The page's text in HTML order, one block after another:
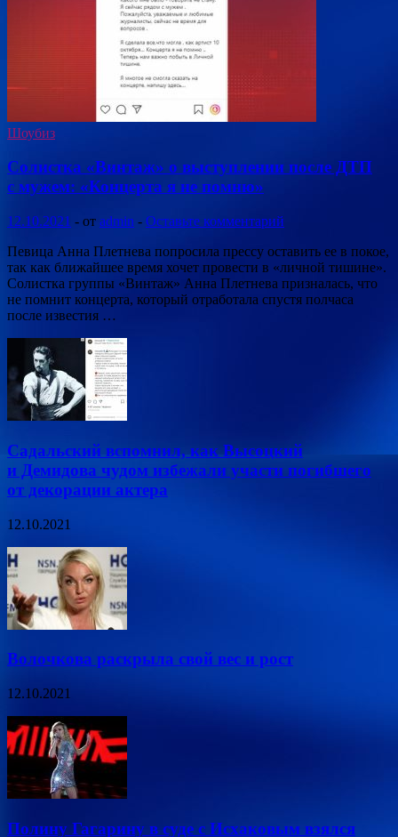
Шоубиз
Солистка «Винтаж» о выступлении после ДТП
с мужем: «Концерта я не помню»
12.10.2021 - от admin - Оставьте комментарий
Певица Анна Плетнева попросила прессу оставить ее в покое,
так как ближайшее время хочет провести в «личной тишине».
Солистка группы «Винтаж» Анна Плетнева призналась, что
не помнит концерта, который отработала спустя полчаса
после известия …
Садальский вспомнил, как Высоцкий
и Демидова чудом избежали участи погибшего
от декорации актера
12.10.2021
Волочкова раскрыла свой вес и рост
12.10.2021
Полину Гагарину в суде с Исхаковым взялся